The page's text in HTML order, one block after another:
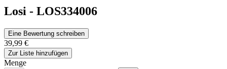
Losi - LOS334006
Eine Bewertung schreiben
39,99 €
Zur Liste hinzufügen
Menge